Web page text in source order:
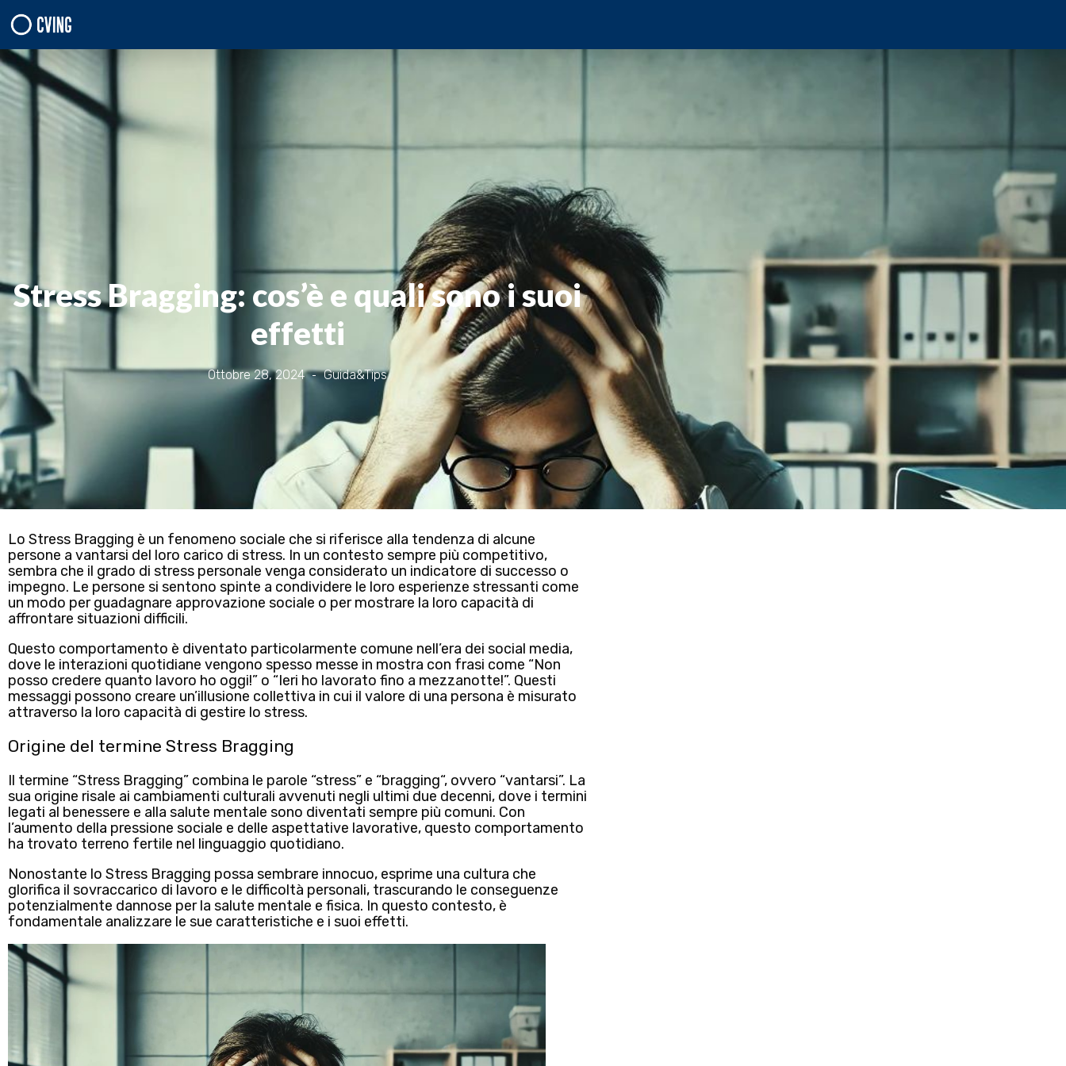
Stress Bragging: cos’è e quali sono i suoi
effetti
Ottobre 28, 2024 Guida&Tips
Lo Stress Bragging è un fenomeno sociale che si riferisce alla tendenza di alcune
persone a vantarsi del loro carico di stress. In un contesto sempre più competitivo,
sembra che il grado di stress personale venga considerato un indicatore di successo o
impegno. Le persone si sentono spinte a condividere le loro esperienze stressanti come
un modo per guadagnare approvazione sociale o per mostrare la loro capacità di
affrontare situazioni difficili.
Questo comportamento è diventato particolarmente comune nell’era dei social media,
dove le interazioni quotidiane vengono spesso messe in mostra con frasi come “Non
posso credere quanto lavoro ho oggi!” o “Ieri ho lavorato fino a mezzanotte!”. Questi
messaggi possono creare un’illusione collettiva in cui il valore di una persona è misurato
attraverso la loro capacità di gestire lo stress.
Origine del termine Stress Bragging
Il termine “Stress Bragging” combina le parole “stress” e “bragging“, ovvero “vantarsi”. La
sua origine risale ai cambiamenti culturali avvenuti negli ultimi due decenni, dove i termini
legati al benessere e alla salute mentale sono diventati sempre più comuni. Con
l’aumento della pressione sociale e delle aspettative lavorative, questo comportamento
ha trovato terreno fertile nel linguaggio quotidiano.
Nonostante lo Stress Bragging possa sembrare innocuo, esprime una cultura che
glorifica il sovraccarico di lavoro e le difficoltà personali, trascurando le conseguenze
potenzialmente dannose per la salute mentale e fisica. In questo contesto, è
fondamentale analizzare le sue caratteristiche e i suoi effetti.